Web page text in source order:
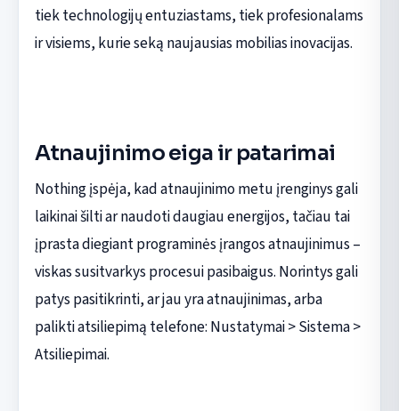
tiek technologijų entuziastams, tiek profesionalams
ir visiems, kurie seką naujausias mobilias inovacijas.
Atnaujinimo eiga ir patarimai
Nothing įspėja, kad atnaujinimo metu įrenginys gali
laikinai šilti ar naudoti daugiau energijos, tačiau tai
įprasta diegiant programinės įrangos atnaujinimus –
viskas susitvarkys procesui pasibaigus. Norintys gali
patys pasitikrinti, ar jau yra atnaujinimas, arba
palikti atsiliepimą telefone: Nustatymai > Sistema >
Atsiliepimai.